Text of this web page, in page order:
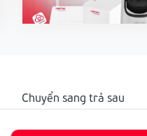
Chuyển sang trả sau